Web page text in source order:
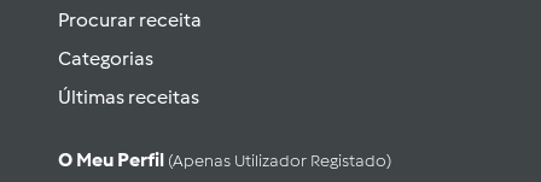
Procurar receita
Categorias
Últimas receitas
O Meu Perfil (apenas Utilizador Registado)